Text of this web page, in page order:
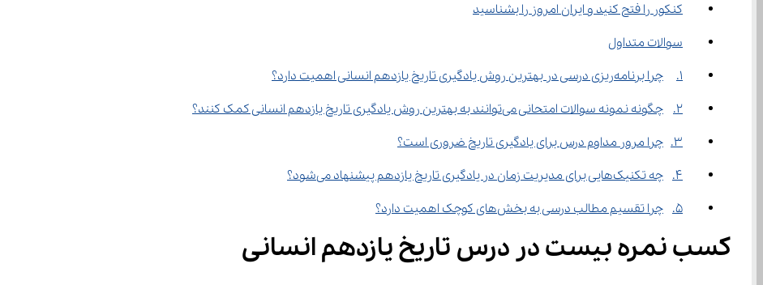
کنکور را فتح کنید و ایران امروز را بشناسید
سوالات متداول
1.	چرا برنامه‌ریزی درسی در بهترین روش یادگیری تاریخ یازدهم انسانی اهمیت دارد؟
2.	چگونه نمونه سوالات امتحانی می‌توانند به بهترین روش یادگیری تاریخ یازدهم انسانی کمک کنند؟
3.	چرا مرور مداوم درس برای یادگیری تاریخ ضروری است؟
4.	چه تکنیک‌هایی برای مدیریت زمان در یادگیری تاریخ یازدهم پیشنهاد می‌شود؟
5.	چرا تقسیم مطالب درسی به بخش‌های کوچک اهمیت دارد؟
کسب نمره بیست در درس تاریخ یازدهم انسانی